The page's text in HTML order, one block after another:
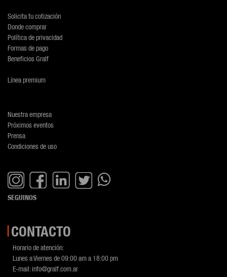
Solicita tu cotización
Donde comprar
Política de privacidad
Formas de pago
Beneficios Gralf
Línea premium
Nuestra empresa
Próximos eventos
Prensa
Condiciones de uso
SEGUINOS
CONTACTO
Horario de atención:
Lunes a Viernes de 09:00 am a 18:00 pm
E-mail:info@gralf.com.ar